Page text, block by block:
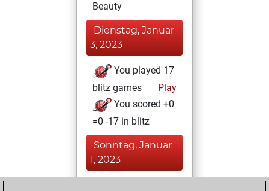
Beauty
Dienstag, Januar
3, 2023
You played 17
blitz games
Play
You scored +0
=0 -17 in blitz
Sonntag, Januar
1, 2023